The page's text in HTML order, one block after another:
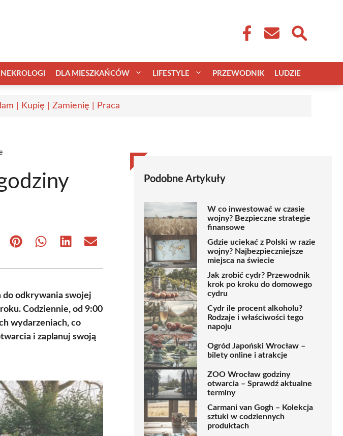
NEKROLOGI DLA MIESZKAŃCÓW LIFESTYLE PRZEWODNIK LUDZIE
| Kupię | Zamienię | Praca
Share Share Share Share
do odkrywania swojej
Codziennie, od 9:00
wydarzeniach, co
i zaplanuj swoją
Podobne Artykuły
W co inwestować w czasie
wojny? Bezpieczne strategie
finansowe
Gdzie uciekać z Polski w razie
wojny? Najbezpieczniejsze
miejsca na świecie
Jak zrobić cydr? Przewodnik
krok po kroku do domowego
cydru
Cydr ile procent alkoholu?
Rodzaje i właściwości tego
napoju
Ogród Japoński Wrocław –
bilety online i atrakcje
ZOO Wrocław godziny
otwarcia – Sprawdź aktualne
terminy
Carmani van Gogh – Kolekcja
sztuki w codziennych
produktach